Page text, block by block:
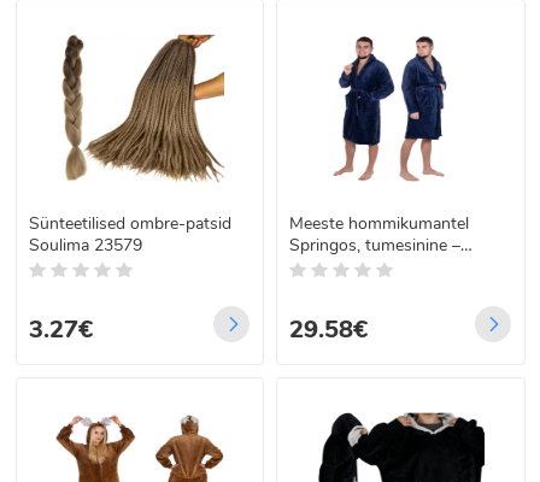
Sünteetilised ombre-patsid
Soulima 23579
3.27€
Meeste hommikumantel
Springos, tumesinine –
HA7380, L/XL
29.58€